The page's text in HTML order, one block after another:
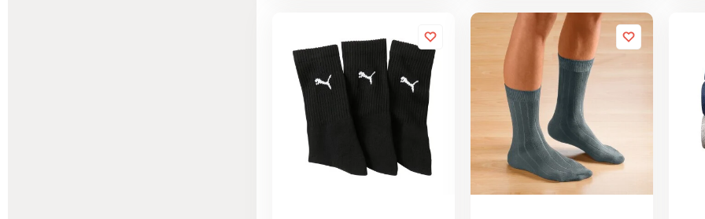
termoregulační. Standard
100 podle Oeko-Tex (n°
CQ 1216 / 3). Tato
známka označuje textilní
výrobky, které byly
podrobeny laboratorním
testům na široké
spektrum škodlivých látek
a výrobek je bezpečný
nad rámec platných
3 párů. Standard 100
podle Oeko-Tex (n° CQ
1216 / 3 IFTH). Tato
známka označuje textilní
výrobky, které byly
podrobeny laboratorním
testům na široké
spektrum škodlivých látek
a výrobek je bezpečný
nad rámec platných
norem. Lze prát v pračce.